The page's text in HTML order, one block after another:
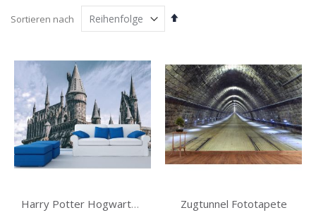
Sortieren nach
Absteigend
Harry Potter Hogwarts Fototapete Zugtunnel Fototapete